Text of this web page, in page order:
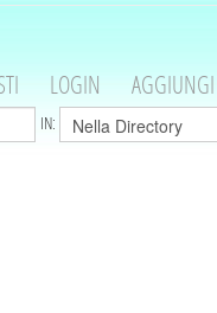
LOGIN
IN: